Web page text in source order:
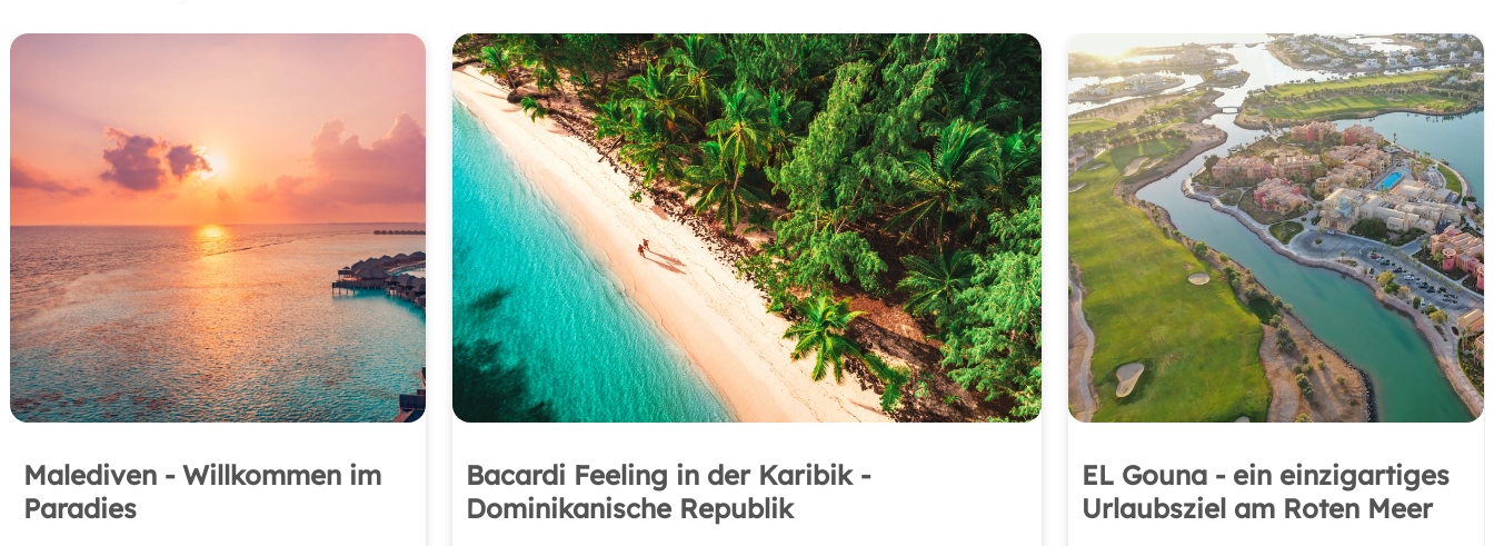
Malediven - Willkommen im
Paradies
Bacardi Feeling in der Karibik -
Dominikanische Republik
EL Gouna - ein einzigartiges
Urlaubsziel am Roten Meer